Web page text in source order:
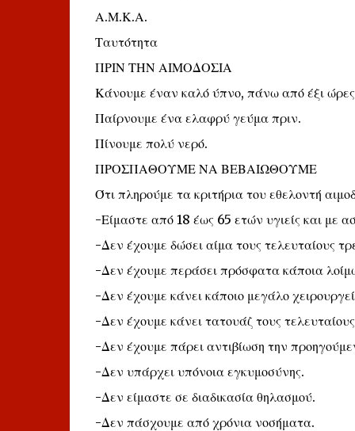
Α.Μ.Κ.Α.
Ταυτότητα
ΠΡΙΝ ΤΗΝ ΑΙΜΟΔΟΣΙΑ
Κάνουμε έναν καλό ύπνο, πάνω από έξι
Παίρνουμε ένα ελαφρύ γεύμα πριν.
Πίνουμε πολύ νερό.
ΠΡΟΣΠΑΘΟΥΜΕ ΝΑ ΒΕΒΑΙΩΘΟΥΜΕ
Ότι πληρούμε τα κριτήρια του εθελοντή
-Είμαστε από 18 έως 65 ετών υγιείς και με
-Δεν έχουμε δώσει αίμα τους τελευταίους
-Δεν έχουμε περάσει πρόσφατα κάποια
-Δεν έχουμε κάνει κάποιο μεγάλο
-Δεν έχουμε κάνει τατουάζ τους
-Δεν έχουμε πάρει αντιβίωση την
-Δεν υπάρχει υπόνοια εγκυμοσύνης.
-Δεν είμαστε σε διαδικασία θηλασμού.
-Δεν πάσχουμε από χρόνια νοσήματα.